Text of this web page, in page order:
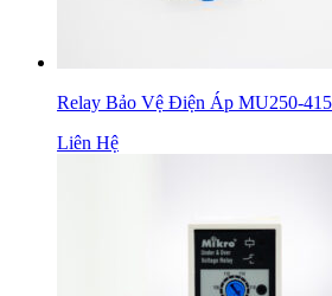
Relay Bảo Vệ Điện Áp MU250-
Liên Hệ